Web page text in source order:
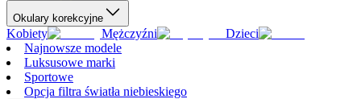
Okulary korekcyjne
Kobiety Mężczyźni
Dzieci
Najnowsze modele
Luksusowe marki
Sportowe
Opcja filtra światła niebieskiego